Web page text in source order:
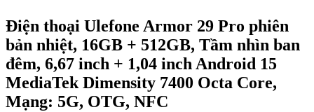
Điện thoại Ulefone Armor 29 Pro phiên
bản nhiệt, 16GB + 512GB, Tầm nhìn ban
đêm, 6,67 inch + 1,04 inch Android 15
MediaTek Dimensity 7400 Octa Core,
Mạng: 5G, OTG, NFC